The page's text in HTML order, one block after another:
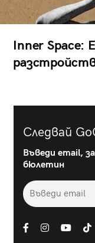
Inner Space:
Следвай
Въведи email,
бюлетин